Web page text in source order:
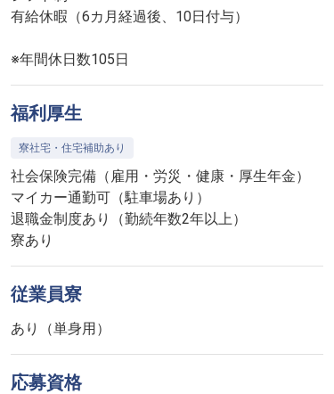
有給休暇（6カ月経過後、10日付与）
※年間休日数105日
福利厚生
寮社宅・住宅補助あり
社会保険完備（雇用・労災・健康・厚生年金）
マイカー通勤可（駐車場あり）
退職金制度あり（勤続年数2年以上）
寮あり
従業員寮
あり（単身用）
応募資格